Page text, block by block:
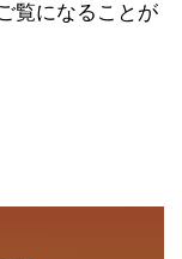
覧になることが